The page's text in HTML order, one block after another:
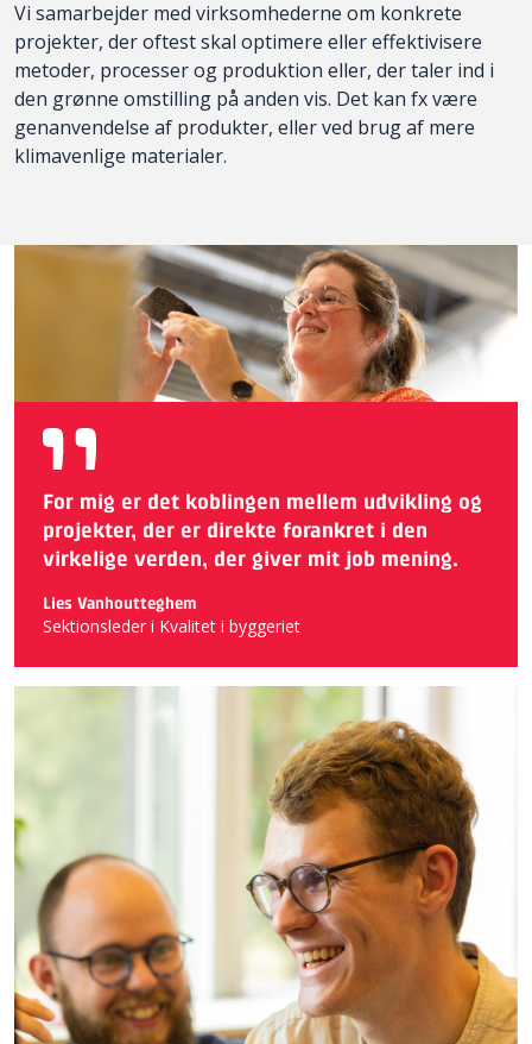
Vi samarbejder med virksomhederne om konkrete
projekter, der oftest skal optimere eller effektivisere
metoder, processer og produktion eller, der taler ind i
den grønne omstilling på anden vis. Det kan fx være
genanvendelse af produkter, eller ved brug af mere
klimavenlige materialer.
For mig er det koblingen mellem udvikling og
projekter, der er direkte forankret i den
virkelige verden, der giver mit job mening.
Lies Vanhoutteghem
Sektionsleder i Kvalitet i byggeriet